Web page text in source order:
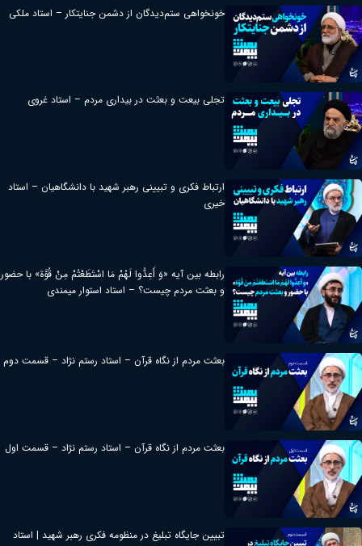
خونخواهی ستم‌دیدگان از دشمن جنایتکار – استاد ملکی
تجلی بیعت و بعثت در بیداری مردم – استاد غروی
ارتباط فکری و تبیینی رهبر شهید با دانشگاهیان – استاد
خیری
رابطه بین آیه «وَ أَعِدُّوا لَهُمْ مَا اسْتَطَعْتُمْ مِنْ قُوَّة» با حضور
و بعثت مردم چیست؟ – استاد استوار میمندی
بعثت مردم از نگاه قرآن – استاد رستم نژاد – قسمت دوم
بعثت مردم از نگاه قرآن – استاد رستم نژاد – قسمت اول
تبیین جایگاه تبلیغ در منظومه فکری رهبر شهید | استاد